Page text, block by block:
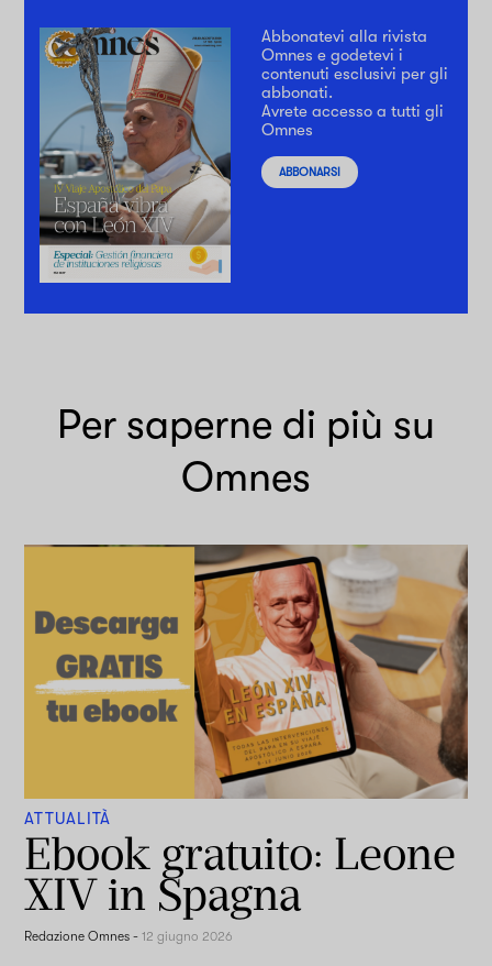
Abbonatevi alla rivista
Omnes e godetevi i
contenuti esclusivi per gli
abbonati.
Avrete accesso a tutti gli
Omnes
ABBONARSI
Per saperne di più su
Omnes
ATTUALITÀ
Ebook gratuito: Leone
XIV in Spagna
Redazione Omnes -12 giugno 2026